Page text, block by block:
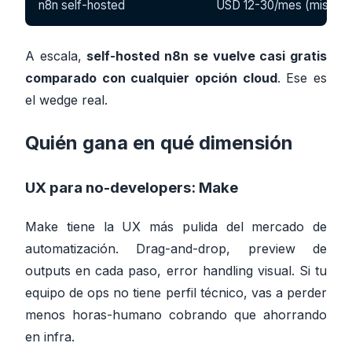
n8n self-hosted USD 12-30/mes (mismo
A escala, self-hosted n8n se vuelve casi gratis
comparado con cualquier opción cloud. Ese es
el wedge real.
Quién gana en qué dimensión
UX para no-developers: Make
Make tiene la UX más pulida del mercado de
automatización. Drag-and-drop, preview de
outputs en cada paso, error handling visual. Si tu
equipo de ops no tiene perfil técnico, vas a perder
menos horas-humano cobrando que ahorrando
en infra.